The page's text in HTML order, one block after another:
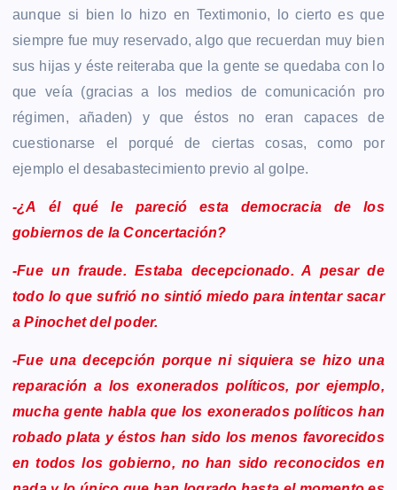
aunque si bien lo hizo en Textimonio, lo cierto es que
siempre fue muy reservado, algo que recuerdan muy bien
sus hijas y éste reiteraba que la gente se quedaba con lo
que veía (gracias a los medios de comunicación pro
régimen, añaden) y que éstos no eran capaces de
cuestionarse el porqué de ciertas cosas, como por
ejemplo el desabastecimiento previo al golpe.
-¿A él qué le pareció esta democracia de los
gobiernos de la Concertación?
-Fue un fraude. Estaba decepcionado. A pesar de
todo lo que sufrió no sintió miedo para intentar sacar
a Pinochet del poder.
-Fue una decepción porque ni siquiera se hizo una
reparación a los exonerados políticos, por ejemplo,
mucha gente habla que los exonerados políticos han
robado plata y éstos han sido los menos favorecidos
en todos los gobierno, no han sido reconocidos en